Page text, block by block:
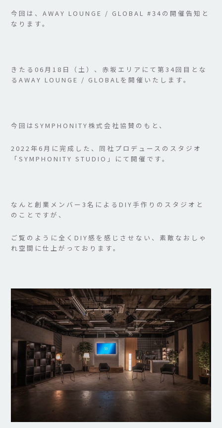
今回は、AWAY LOUNGE / GLOBAL #34の開催告知と
なります。
きたる06月18日（土）、赤坂エリアにて第34回目とな
るAWAY LOUNGE / GLOBALを開催いたします。
今回はSYMPHONITY株式会社協賛のもと、
2022年6月に完成した、同社プロデュースのスタジオ
「SYMPHONITY STUDIO」にて開催です。
なんと創業メンバー3名によるDIY手作りのスタジオと
のことですが、
ご覧のように全くDIY感を感じさせない、素敵なおしゃ
れ空間に仕上がっております。